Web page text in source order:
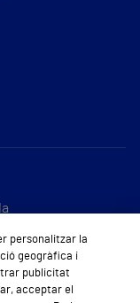
personalitzar la
geogràfica i
publicitat
acceptar el